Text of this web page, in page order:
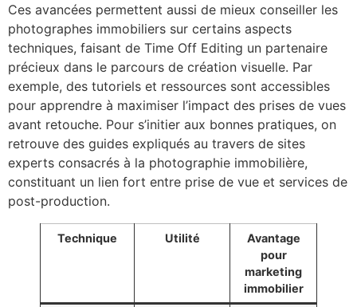
Ces avancées permettent aussi de mieux conseiller les
photographes immobiliers sur certains aspects
techniques, faisant de Time Off Editing un partenaire
précieux dans le parcours de création visuelle. Par
exemple, des tutoriels et ressources sont accessibles
pour apprendre à maximiser l’impact des prises de vues
avant retouche. Pour s’initier aux bonnes pratiques, on
retrouve des guides expliqués au travers de sites
experts consacrés à la photographie immobilière,
constituant un lien fort entre prise de vue et services de
post-production.
Technique Utilité
Avantage
pour
marketing
immobilier